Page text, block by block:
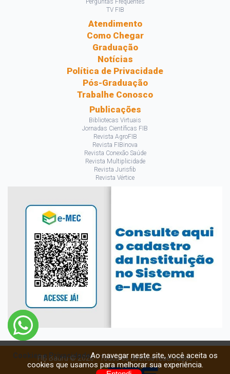
Perguntas Frequentes
TV FIB
Atendimento
Como Chegar
Graduação
Notícias
Política de Privacidade
Pós-Graduação
Trabalhe Conosco
Publicações
Bibliotecas Virtuais
Jornadas Científicas FIB
Revista AgroFIB
Revista FIBinova
Revista Conexão Saúde
Revista Multiplicidade
Revista Jurisfib
Revista Vértice
FIB Bauru © 2026 - Todos os direitos reservados
Cookies e PrivacidadeAo navegar neste site, você aceita os
cookies que usamos para melhorar sua experiência.